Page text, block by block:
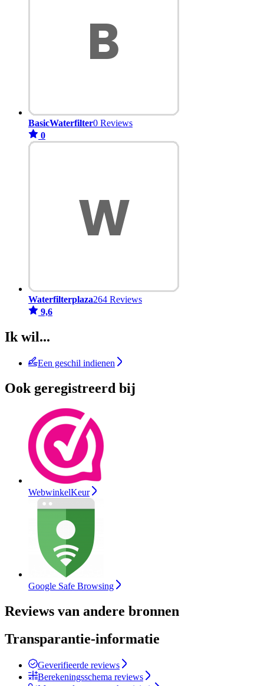
BasicWaterfilter0 Reviews
0
Waterfilterplaza264 Reviews
9,6
Ik wil...
Een geschil indienen
Ook geregistreerd bij
WebwinkelKeur
Google Safe Browsing
Reviews van andere bronnen
Transparantie-informatie
Geverifieerde reviews
Berekeningsschema reviews